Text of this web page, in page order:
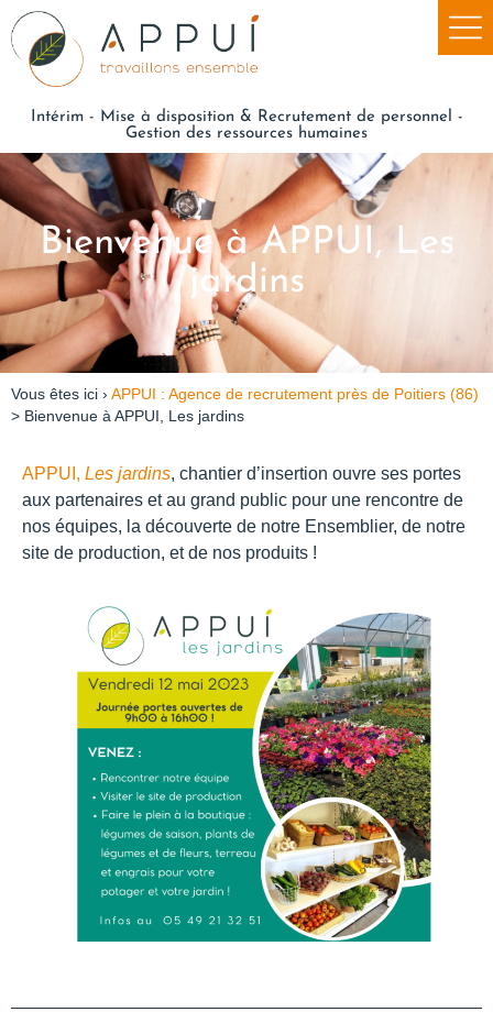
Intérim - Mise à disposition & Recrutement de personnel -
Gestion des ressources humaines
Bienvenue à APPUI, Les
jardins
Vous êtes ici › APPUI : Agence de recrutement près de Poitiers (86)
> Bienvenue à APPUI, Les jardins
APPUI, Les jardins, chantier d’insertion ouvre ses portes
aux partenaires et au grand public pour une rencontre de
nos équipes, la découverte de notre Ensemblier, de notre
site de production, et de nos produits !